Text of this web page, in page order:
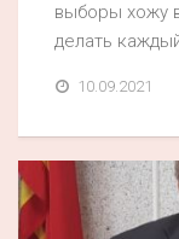
выборы хожу
делать
10.09.2021